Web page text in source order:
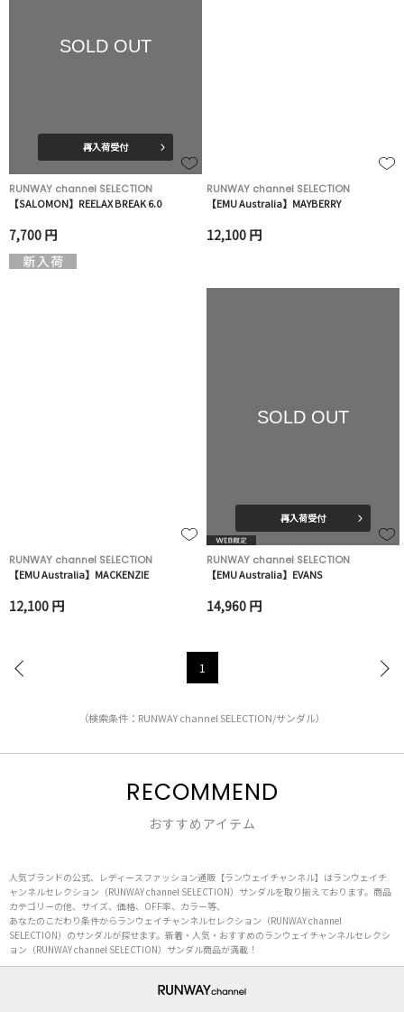
SOLD OUT
再入荷受付
RUNWAY channel SELECTION
【SALOMON】REELAX BREAK 6.0
7,700 円
RUNWAY channel SELECTION
【EMU Australia】MAYBERRY
12,100 円
RUNWAY channel SELECTION
【EMU Australia】MACKENZIE
12,100 円
SOLD OUT
再入荷受付
RUNWAY channel SELECTION
【EMU Australia】EVANS
14,960 円
1
（検索条件：RUNWAY channel SELECTION/サンダル）
RECOMMEND
おすすめアイテム
人気ブランドの公式、レディースファッション通販【ランウェイチャンネル】はランウェイチ
ャンネルセレクション（RUNWAY channel SELECTION）サンダルを取り揃えております。商品
カテゴリーの他、サイズ、価格、OFF率、カラー等、
あなたのこだわり条件からランウェイチャンネルセレクション（RUNWAY channel
SELECTION）のサンダルが探せます。新着・人気・おすすめのランウェイチャンネルセレクシ
ョン（RUNWAY channel SELECTION）サンダル商品が満載！